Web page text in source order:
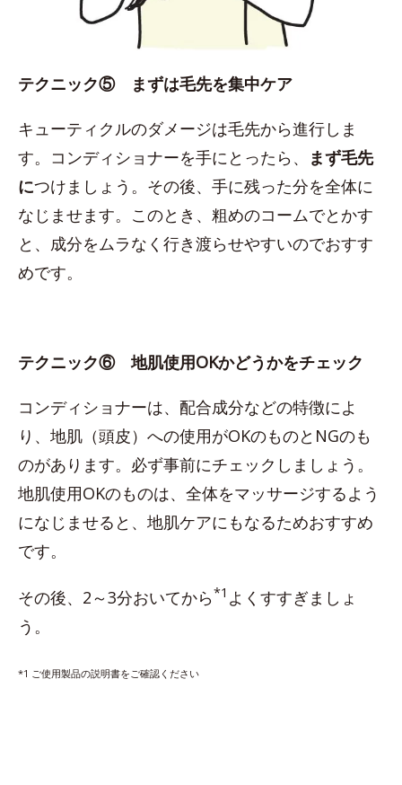
テクニック⑤ まずは毛先を集中ケア
キューティクルのダメージは毛先から進行しま
す。コンディショナーを手にとったら、
まず毛先
につけましょう。その後、手に残った分を全体に
なじませます。このとき、粗めのコームでとかす
と、成分をムラなく行き渡らせやすいのでおすす
めです。
テクニック⑥ 地肌使用OKかどうかをチェック
コンディショナーは、配合成分などの特徴によ
り、地肌（頭皮）への使用がOKのものとNGのも
のがあります。必ず事前にチェックしましょう。
地肌使用OKのものは、全体をマッサージするよう
になじませると、地肌ケアにもなるためおすすめ
です。
その後、2～3分おいてから*1 よくすすぎましょ
う。
*1 ご使用製品の説明書をご確認ください